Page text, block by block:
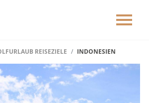
REISEZIELE INDONESIEN